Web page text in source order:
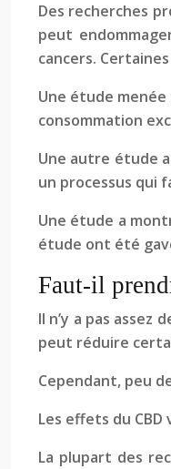
Des recherches
peut
cancers.
Une étude menée
consommation
Une autre étude
un processus qui
Une étude a
étude ont été
Faut-il
Il n’y a pas assez
peut réduire
Cependant, peu
Les effets du
La plupart des